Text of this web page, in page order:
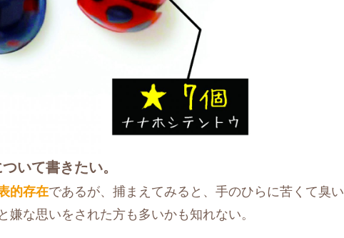
いて書きたい。
的存在であるが、捕まえてみると、手のひらに苦くて臭い
な思いをされた方も多いかも知れない。